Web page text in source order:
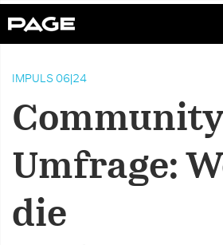
IMPULS 06|24
Umfrage:
die